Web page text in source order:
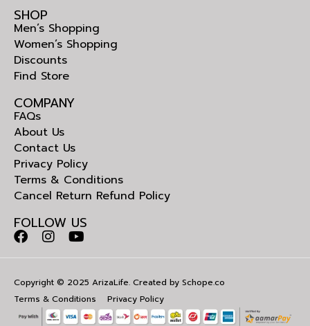
SHOP
Men’s Shopping
Women’s Shopping
Discounts
Find Store
COMPANY
FAQs
About Us
Contact Us
Privacy Policy
Terms & Conditions
Cancel Return Refund Policy
FOLLOW US
Copyright © 2025 ArizaLife. Created by Schope.co
Terms & Conditions
Privacy Policy